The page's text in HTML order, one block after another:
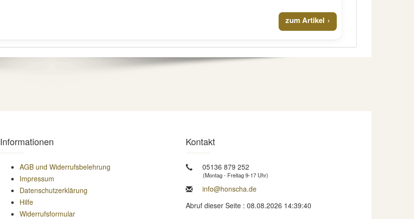
zum Artikel
Informationen
AGB und Widerrufsbelehrung
Impressum
Datenschutzerklärung
Hilfe
Widerrufsformular
Kontakt
05136 879 252
(Montag - Freitag 9-17 Uhr)
info@honscha.de
Abruf dieser Seite : 08.08.2026 14:39:40